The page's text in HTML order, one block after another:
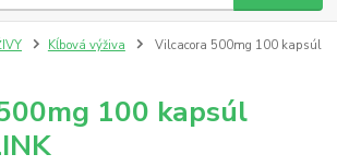
Kĺbová výživa
Vilcacora 500mg 100 kapsúl
100 kapsúl